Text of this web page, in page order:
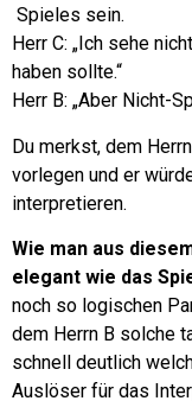
Spieles sein.
Herr C: „Ich sehe
haben sollte.“
Herr B: „Aber Nicht-
Du merkst, dem
vorlegen und er
interpretieren.
Wie man aus
elegant wie das
noch so logischen
dem Herrn B solche
schnell deutlich
Auslöser für das